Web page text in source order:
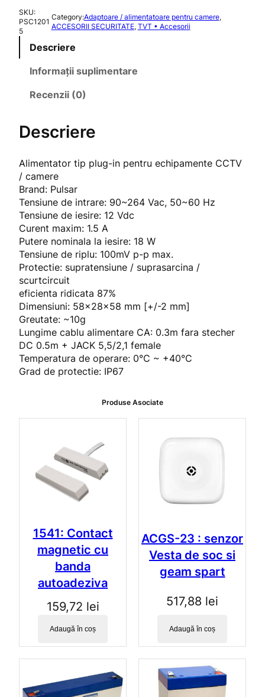
n
i
t
t
2
1
5
:
A
l
i
m
e
n
t
a
t
o
r
t
i
p
g
SKU:
PSC1201
5
Category:Adaptoare / alimentatoare pentru camere,
ACCESORII SECURITATE, TVT • Accesorii
Descriere
Informații suplimentare
Recenzii (0)
Descriere
Alimentator tip plug-in pentru echipamente CCTV
/ camere
Brand: Pulsar
Tensiune de intrare: 90~264 Vac, 50~60 Hz
Tensiune de iesire: 12 Vdc
Curent maxim: 1.5 A
Putere nominala la iesire: 18 W
Tensiune de riplu: 100mV p-p max.
Protectie: supratensiune / suprasarcina /
scurtcircuit
eficienta ridicata 87%
Dimensiuni: 58x28x58 mm [+/-2 mm]
Greutate: ~10g
Lungime cablu alimentare CA: 0.3m fara stecher
DC 0.5m + JACK 5,5/2,1 female
Temperatura de operare: 0°C ~ +40°C
Grad de protectie: IP67
Produse Asociate
1541: Contact
magnetic cu
banda
autoadeziva
159,72 lei
Adaugă în coș
ACGS-23 : senzor
Vesta de soc si
geam spart
517,88 lei
Adaugă în coș